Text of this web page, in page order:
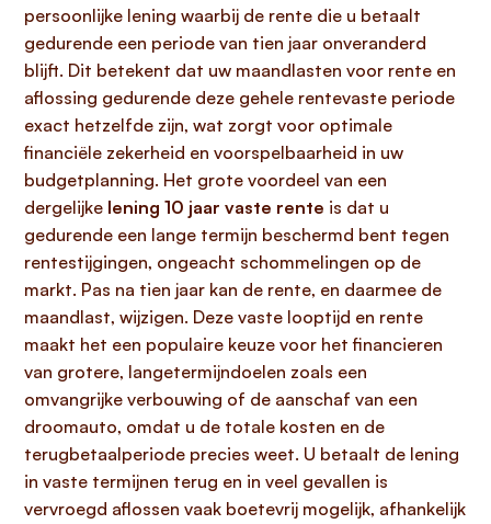
persoonlijke lening waarbij de rente die u betaalt
gedurende een periode van tien jaar onveranderd
blijft. Dit betekent dat uw maandlasten voor rente en
aflossing gedurende deze gehele rentevaste periode
exact hetzelfde zijn, wat zorgt voor optimale
financiële zekerheid en voorspelbaarheid in uw
budgetplanning. Het grote voordeel van een
dergelijke lening 10 jaar vaste rente is dat u
gedurende een lange termijn beschermd bent tegen
rentestijgingen, ongeacht schommelingen op de
markt. Pas na tien jaar kan de rente, en daarmee de
maandlast, wijzigen. Deze vaste looptijd en rente
maakt het een populaire keuze voor het financieren
van grotere, langetermijndoelen zoals een
omvangrijke verbouwing of de aanschaf van een
droomauto, omdat u de totale kosten en de
terugbetaalperiode precies weet. U betaalt de lening
in vaste termijnen terug en in veel gevallen is
vervroegd aflossen vaak boetevrij mogelijk, afhankelijk